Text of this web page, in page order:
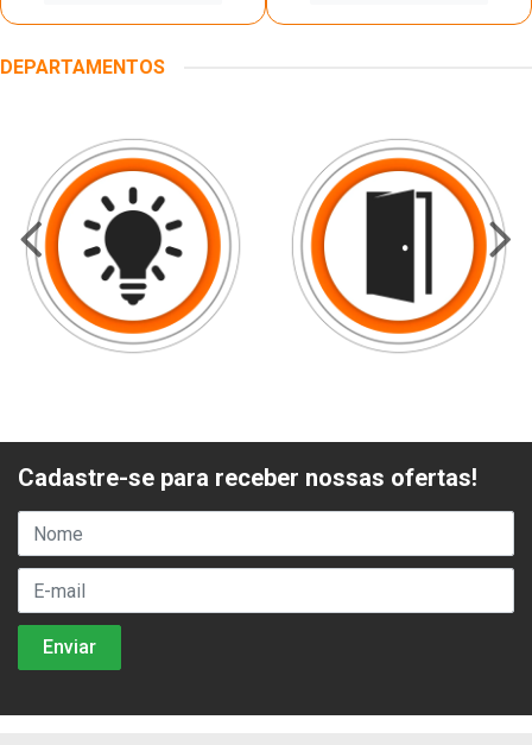
DEPARTAMENTOS
Cadastre-se para receber nossas ofertas!